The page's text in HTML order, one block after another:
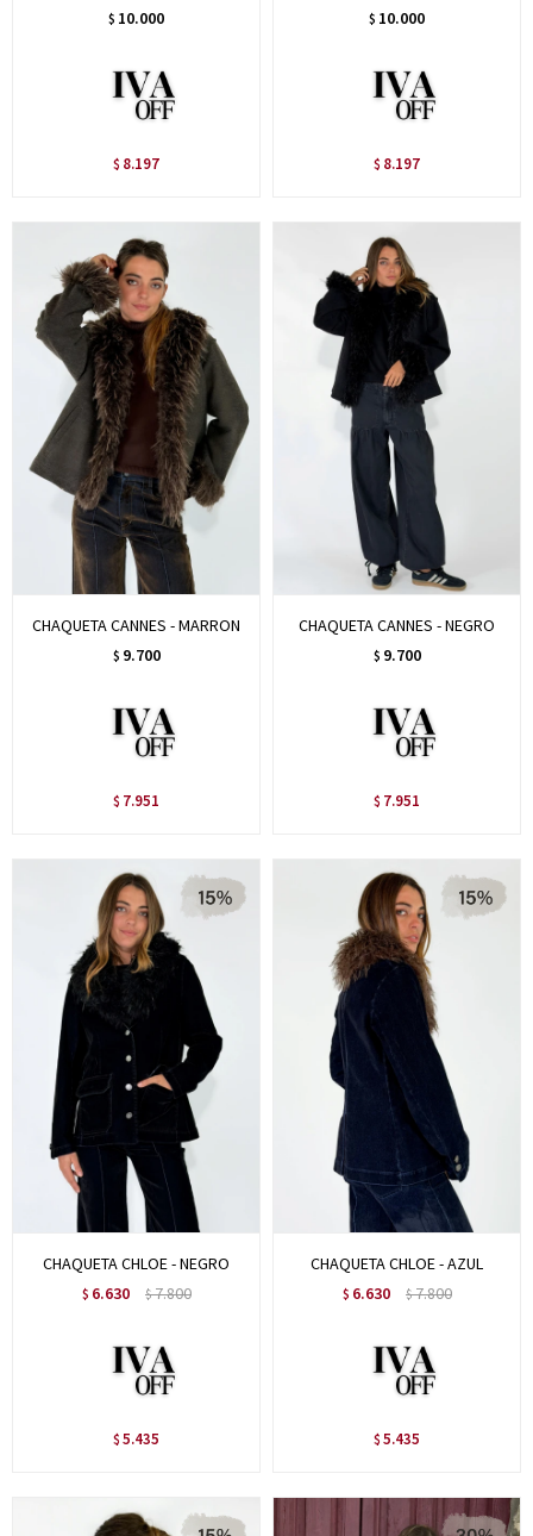
$ 10.000
$ 8.197
$ 10.000
$ 8.197
CHAQUETA CANNES - MARRON
$ 9.700
$ 7.951
CHAQUETA CANNES - NEGRO
$ 9.700
$ 7.951
CHAQUETA CHLOE - NEGRO
$ 6.630 $7.800
$ 5.435
CHAQUETA CHLOE - AZUL
$ 6.630 $7.800
$ 5.435